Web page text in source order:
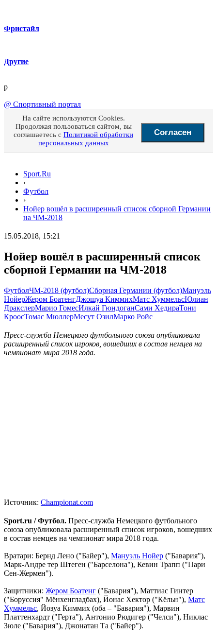
Фристайл
Другие
p
@ Спортивный портал
На сайте используются Cookies.
Продолжая пользоваться сайтом, вы
соглашаетесь с Политикой обработки
персональных данных
Согласен
Sport.Ru
›
Футбол
›
Нойер вошёл в расширенный список сборной Германии
на ЧМ-2018
15.05.2018, 15:21
Нойер вошёл в расширенный список
сборной Германии на ЧМ-2018
ФутболЧМ-2018 (футбол)Сборная Германии (футбол)Мануэль
НойерЖером БоатенгДжошуа КиммихМатс ХуммельсЮлиан
ДракслерМарио ГомесИлкай ГюндоганСами ХедираТони
КроосТомас МюллерМесут ОзилМарко Ройс
Пресс-служба Немецкого футбольного союза опубликовала
расширенный список игроков, вошедших в состав немцев на
чемпионат мира 2018 года.
Источник: Championat.com
Sport.ru / Футбол. Пресс-служба Немецкого футбольного
союза опубликовала расширенный список игроков, вошедших
в состав немцев на чемпионат мира 2018 года.
Вратари: Бернд Лено ("Байер"), Мануэль Нойер ("Бавария"),
Марк-Андре тер Штеген ("Барселона"), Кевин Трапп ("Пари
Сен-Жермен").
Защитники: Жером Боатенг ("Бавария"), Маттиас Гинтер
("Боруссия" Мёнхенгладбах), Йонас Хектор ("Кёльн"), Матс
Хуммельс, Йозуа Киммих (оба – "Бавария"), Марвин
Платтенхардт ("Герта"), Антонио Рюдигер ("Челси"), Никлас
Зюле ("Бавария"), Джонатан Та ("Байер").